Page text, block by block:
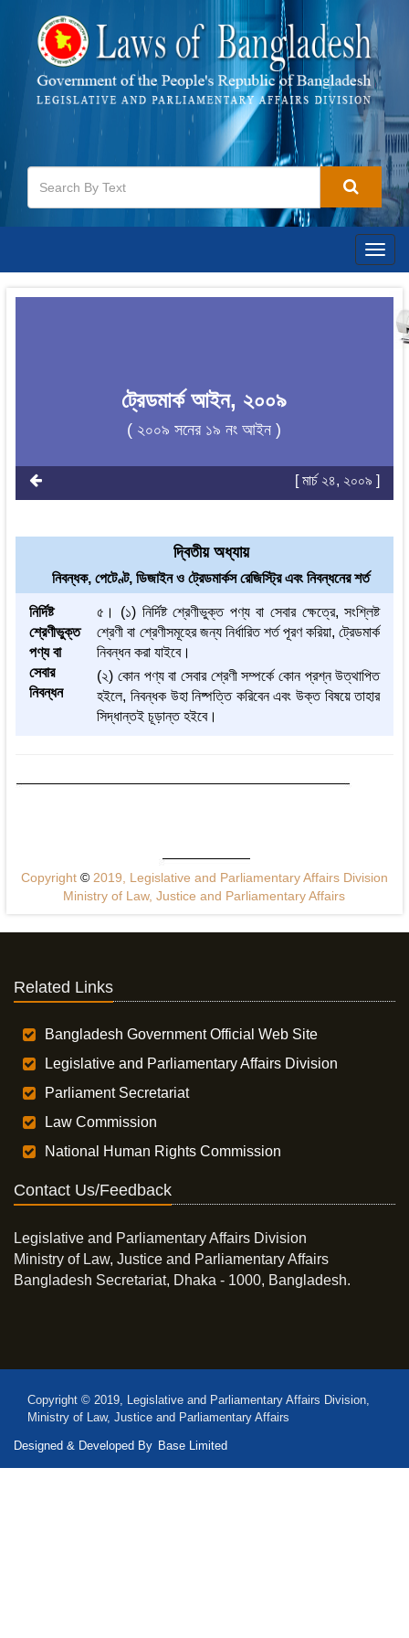
ট্রেডমার্ক আইন, ২০০৯
( ২০০৯ সনের ১৯ নং আইন )
[ মার্চ ২৪, ২০০৯ ]
দ্বিতীয় অধ্যায়
নিবন্ধক, পেটেণ্ট, ডিজাইন ও ট্রেডমার্কস রেজিস্ট্রি এবং নিবন্ধনের শর্ত
নির্দিষ্ট
শ্রেণীভুক্ত
পণ্য বা
সেবার
নিবন্ধন
৫। (১) নির্দিষ্ট শ্রেণীভুক্ত পণ্য বা সেবার ক্ষেত্রে, সংশ্লিষ্ট
শ্রেণী বা শ্রেণীসমূহের জন্য নির্ধারিত শর্ত পূরণ করিয়া, ট্রেডমার্ক
নিবন্ধন করা যাইবে।
(২) কোন পণ্য বা সেবার শ্রেণী সম্পর্কে কোন প্রশ্ন উত্থাপিত
হইলে, নিবন্ধক উহা নিষ্পত্তি করিবেন এবং উক্ত বিষয়ে তাহার
সিদ্ধান্তই চূড়ান্ত হইবে।
Copyright ©2019, Legislative and Parliamentary Affairs Division
Ministry of Law, Justice and Parliamentary Affairs
Related Links
Bangladesh Government Official Web Site
Legislative and Parliamentary Affairs Division
Parliament Secretariat
Law Commission
National Human Rights Commission
Contact Us/Feedback
Legislative and Parliamentary Affairs Division
Ministry of Law, Justice and Parliamentary Affairs
Bangladesh Secretariat, Dhaka - 1000, Bangladesh.
Copyright © 2019, Legislative and Parliamentary Affairs Division,
Ministry of Law, Justice and Parliamentary Affairs
Designed & Developed By Base Limited